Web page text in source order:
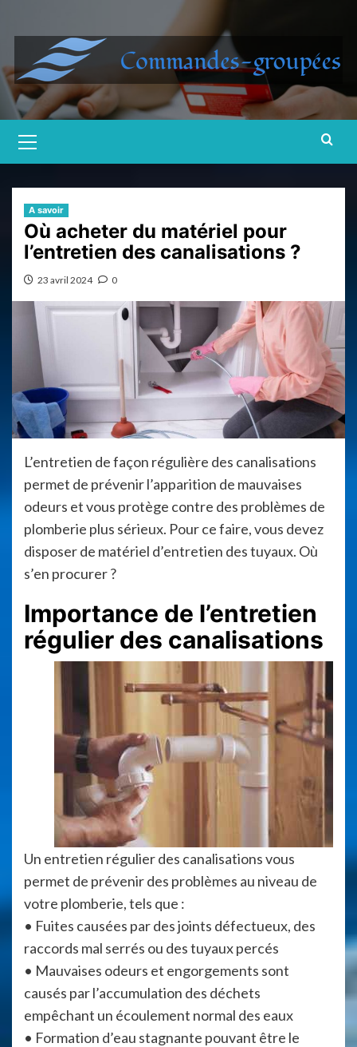
Menu
A savoir
Où acheter du matériel pour
l’entretien des canalisations ?
23 avril 2024 0
L’entretien de façon régulière des canalisations
permet de prévenir l’apparition de mauvaises
odeurs et vous protège contre des problèmes de
plomberie plus sérieux. Pour ce faire, vous devez
disposer de matériel d’entretien des tuyaux. Où
s’en procurer ?
Importance de l’entretien
régulier des canalisations
Un entretien régulier des canalisations vous
permet de prévenir des problèmes au niveau de
votre plomberie, tels que :
• Fuites causées par des joints défectueux, des
raccords mal serrés ou des tuyaux percés
• Mauvaises odeurs et engorgements sont
causés par l’accumulation des déchets
empêchant un écoulement normal des eaux
• Formation d’eau stagnante pouvant être le